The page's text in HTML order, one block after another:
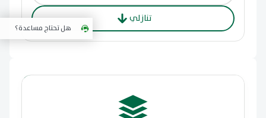
تنازلي
هل تحتاج مساعدة؟